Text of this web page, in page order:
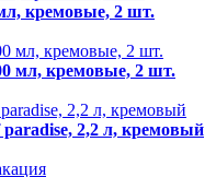
кремовые, 2 шт.
мл, кремовые, 2 шт.
2,2 л, кремовый